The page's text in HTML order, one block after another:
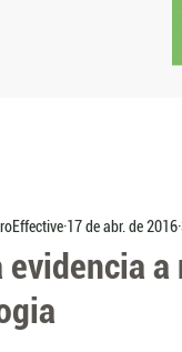
17 de abr. de 2016